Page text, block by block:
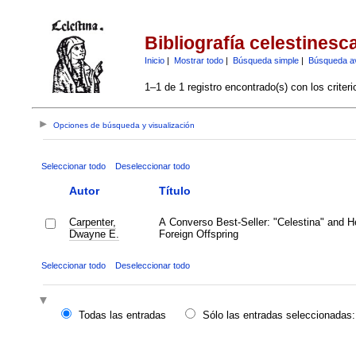
Bibliografía
Inicio| Mostrar todo| Búsqueda simple| Búsqueda
1–1 de 1 registro encontrado(s) con los
Opciones de búsqueda y visualización
Seleccionar todo Deseleccionar todo
Autor Título
Carpenter,
Dwayne E.
A Converso Best-Seller: "Celestina" and
Foreign Offspring
Seleccionar todo Deseleccionar todo
Todas las entradas
Sólo las entradas seleccionadas: